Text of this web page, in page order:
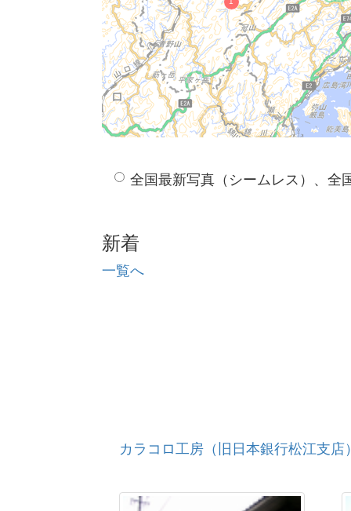
全国最新写真（シームレス）、全
新着
一覧へ
カラコロ工房（旧日本銀行松江支店